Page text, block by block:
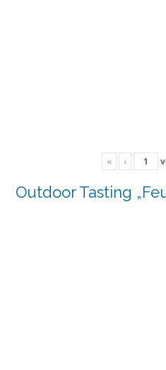
« ‹
Outdoor Tasting